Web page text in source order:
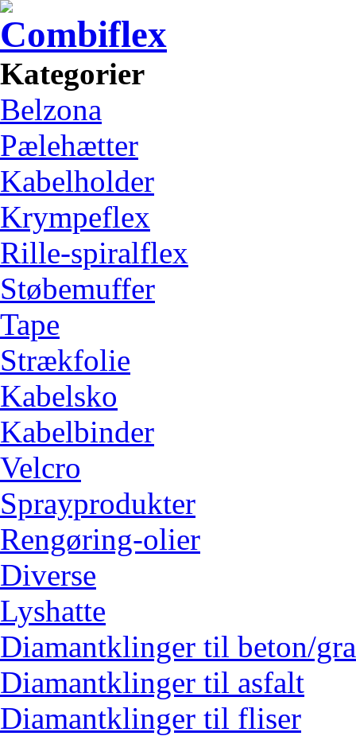
Kategorier
Belzona
Pælehætter
Kabelholder
Krympeflex
Rille-spiralflex
Støbemuffer
Tape
Strækfolie
Kabelsko
Kabelbinder
Velcro
Sprayprodukter
Rengøring-olier
Diverse
Lyshatte
Diamantklinger til beton/
Diamantklinger til asfalt
Diamantklinger til fliser